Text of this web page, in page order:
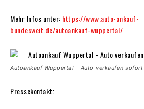
Mehr Infos unter: https://www.auto-ankauf-
bundesweit.de/autoankauf-wuppertal/
Autoankauf Wuppertal – Auto verkaufen
Pressekontakt: